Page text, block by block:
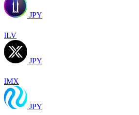
JPY
ILV
JPY
IMX
JPY